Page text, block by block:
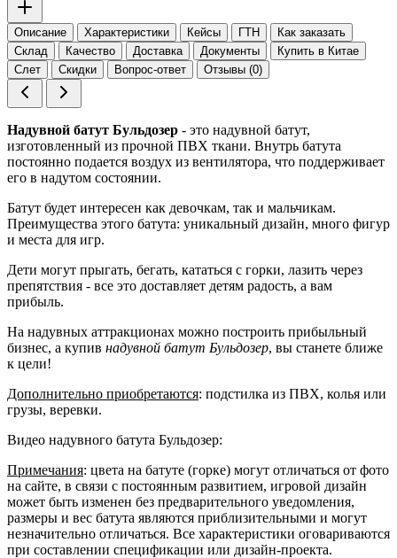
Описание Характеристики Кейсы ГТН
Как заказать
Склад
Качество Доставка Документы
Купить в Китае
Слет
Скидки Вопрос-ответ Отзывы (0)
Надувной батут Бульдозер - это надувной батут,
изготовленный из прочной ПВХ ткани. Внутрь батута
постоянно подается воздух из вентилятора, что поддерживает
его в надутом состоянии.
Батут будет интересен как девочкам, так и мальчикам.
Преимущества этого батута: уникальный дизайн, много фигур
и места для игр.
Дети могут прыгать, бегать, кататься с горки, лазить через
препятствия - все это доставляет детям радость, а вам
прибыль.
На надувных аттракционах можно построить прибыльный
бизнес, а купив надувной батут Бульдозер, вы станете ближе
к цели!
Дополнительно приобретаются: подстилка из ПВХ, колья или
грузы, веревки.
Видео надувного батута Бульдозер:
Примечания: цвета на батуте (горке) могут отличаться от фото
на сайте, в связи с постоянным развитием, игровой дизайн
может быть изменен без предварительного уведомления,
размеры и вес батута являются приблизительными и могут
незначительно отличаться. Все характеристики оговариваются
при составлении спецификации или дизайн-проекта.